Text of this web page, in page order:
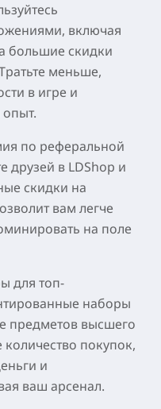
включая
большие скидки
меньше,
в игре и
по реферальной
друзей в LDShop и
скидки на
вам легче
на поле
для топ-
наборы
предметов высшего
покупок,
и
ваш арсенал.